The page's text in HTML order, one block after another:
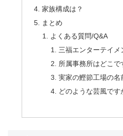
家族構成は？
まとめ
よくある質問/Q&A
三福エンターテイメ
所属事務所はどこで
実家の鰹節工場の名
どのような芸風です